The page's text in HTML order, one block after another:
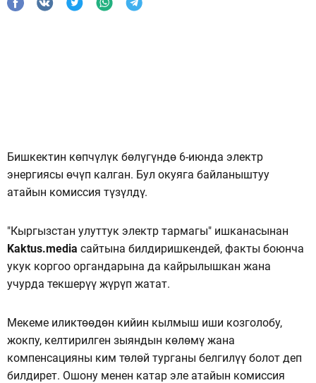
Бишкектин көпчүлүк бөлүгүндө 6-июнда электр
энергиясы өчүп калган. Бул окуяга байланыштуу
атайын комиссия түзүлдү.
"Кыргызстан улуттук электр тармагы" ишканасынан
Kaktus.media сайтына билдиришкендей, факты боюнча
укук коргоо органдарына да кайрылышкан жана
учурда текшерүү жүрүп жатат.
Мекеме иликтөөдөн кийин кылмыш иши козголобу,
жокпу, келтирилген зыяндын көлөмү жана
компенсацияны ким төлөй турганы белгилүү болот деп
билдирет. Ошону менен катар эле атайын комиссия